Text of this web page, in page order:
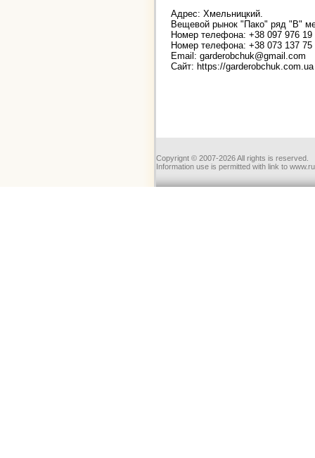
Адрес: Хмельницкий.
Вещевой рынок "Пако" ряд "В"
Номер телефона: +38 097 976 19
Номер телефона: +38 073 137 75
Email: garderobchuk@gmail.com
Сайт: https://garderobchuk.com.ua
Copyrignt © 2007-2026 All rights is reserved.
Information use is permitted with link to